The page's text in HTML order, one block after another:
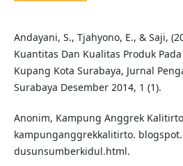
Andayani, S., Tjahyono, E., & Saji,
Kuantitas Dan Kualitas Produk
Kupang Kota Surabaya, Jurnal
Surabaya Desember 2014, 1 (1).
Anonim, Kampung Anggrek
kampunganggrekkalitirto.
dusunsumberkidul.html.